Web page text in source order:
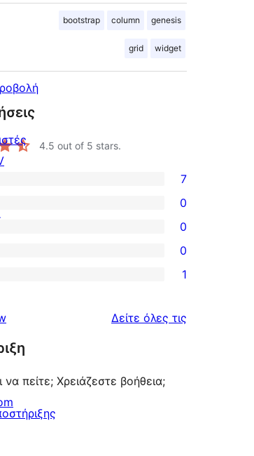
bootstrap column genesis
grid widget
4.5 out of 5 stars.
7
0
0
0
1
Δείτε όλες τις
να πείτε; Χρειάζεστε βοήθεια;